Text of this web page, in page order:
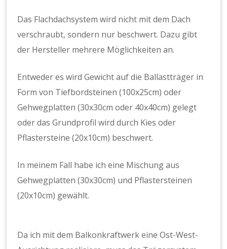
Das Flachdachsystem wird nicht mit dem Dach
verschraubt, sondern nur beschwert. Dazu gibt
der Hersteller mehrere Möglichkeiten an.
Entweder es wird Gewicht auf die Ballastträger in
Form von Tiefbordsteinen (100x25cm) oder
Gehwegplatten (30x30cm oder 40x40cm) gelegt
oder das Grundprofil wird durch Kies oder
Pflastersteine (20x10cm) beschwert.
In meinem Fall habe ich eine Mischung aus
Gehwegplatten (30x30cm) und Pflastersteinen
(20x10cm) gewählt.
Da ich mit dem Balkonkraftwerk eine Ost-West-